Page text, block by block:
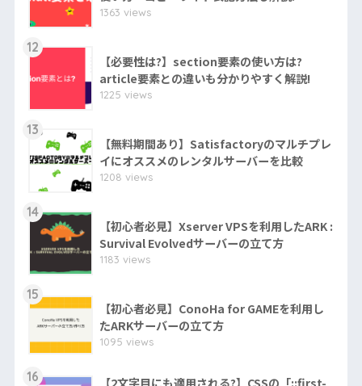
1363 views
12
【必要性は?】section要素の使い方は?
article要素との違いも分かりやすく解説!
1225 views
13
【無料期間あり】Satisfactoryのマルチプレ
イにオススメのレンタルサーバーを比較
1208 views
14
【初心者必見】Xserver VPSを利用したARK :
Survival Evolvedサーバーの立て方
1183 views
15
【初心者必見】ConoHa for GAMEを利用し
たARKサーバーの立て方
1095 views
16
【2文字目にも適用される?】CSSの「::first-